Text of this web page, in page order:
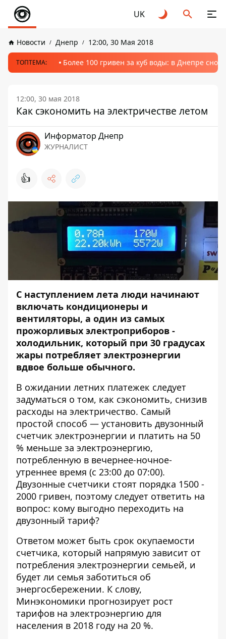
UK
Новости Днепр 12:00, 30 Мая 2018
ТОПТЕМА: Более 100 гривен за куб воды: в Днепре
12:00, 30 мая 2018
Как сэкономить на электричестве летом
Информатор Днепр
ЖУРНАЛИСТ
👍
С наступлением лета люди начинают
включать кондиционеры и
вентиляторы, а один из самых
прожорливых электроприборов -
холодильник, который при 30 градусах
жары потребляет электроэнергии
вдвое больше обычного.
В ожидании летних платежек следует
задуматься о том, как сэкономить, снизив
расходы на электричество. Самый
простой способ — установить двузонный
счетчик электроэнергии и платить на 50
% меньше за электроэнергию,
потребленную в вечернее-ночное-
утреннее время (с 23:00 до 07:00).
Двузонные счетчики стоят порядка 1500 -
2000 гривен, поэтому следует ответить на
вопрос: кому выгодно переходить на
двузонный тариф?
Ответом может быть срок окупаемости
счетчика, который напрямую зависит от
потребления электроэнергии семьей, и
будет ли семья заботиться об
энергосбережении. К слову,
Минэкономики прогнозирует рост
тарифов на электроэнергию для
населения в 2018 году на 20 %.